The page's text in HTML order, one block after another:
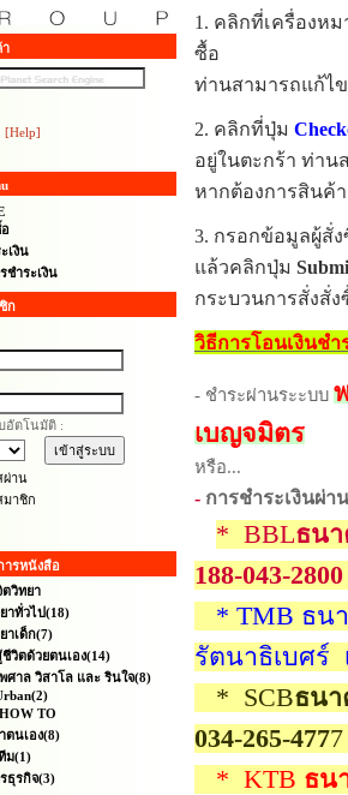
[Help]
เงิน
ชำระเงิน
ก
อัตโนมัติ :
ผ่าน
มาชิก
ารหนังสือ
ตวิทยา
าทั่วไป(18)
าเด็ก(7)
วิตด้วยตนเอง(14)
ศาล วิสาโล และ รินใจ(8)
(2)
TO
นเอง(8)
ม(1)
ธุรกิจ(3)
1. คลิกที่เครื่องหม
ซื้อ
ท่านสามารถแก้ไ
2. คลิกที่ปุ่ม
อยู่ในตะกร้า ท่าน
หากต้องการสินค้
3. กรอกข้อมูลผู้สั่
แล้วคลิกปุ่ม
กระบวนการสั่งสั่ง
วิธีการโอนเงินช
- ชำระผ่านระะบบ
เบญจมิตร
หรือ...
- การชำระเงินผ่า
* BBLธนา
188-043-2800
* TMB ธ
รัตนาธิเบศร์
* SCBธน
034-265-477
* KTB ธน